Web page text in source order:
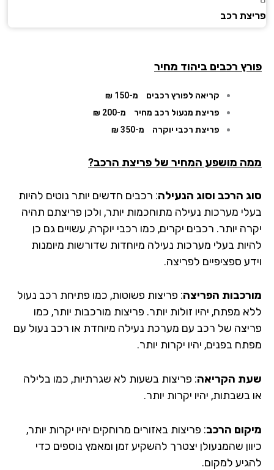
רכב
רכבים ביהוד מחיר
קריאה לפורץ רכבים
מ-150 ₪
פריצת מנעול רכב מחיר
מ-200 ₪
פריצת רכבי יוקרה
מ-350 ₪
מושפע המחיר של פריצת הרכב?
הרכב וסוג הנעילה: רכבים חדשים יותר נוטים להיות
מערכות נעילה מתוחכמות יותר, ולכן פריצתם תהיה
יותר. רכבים יקרים, כמו רכבי יוקרה, עשויים גם כן
בעלי מערכות נעילה מיוחדות שדורשות מיומנות
ספציפיים לפריצה.
הפריצה: פריצות פשוטות, כמו פתיחת רכב נעול
מפתח, יהיו זולות יותר. פריצות מורכבות יותר, כמו
של רכב עם מערכת נעילה מיוחדת או רכב נעול עם
בפנים, יהיו יקרות יותר.
הקריאה: פריצות בשעות לא שגרתיות, כמו בלילה
בשבתות, יהיו יקרות יותר.
הרכב: פריצות באזורים מרוחקים יהיו יקרות יותר,
שהמנעולן יצטרך להשקיע זמן ומאמץ נוספים כדי
למקום.